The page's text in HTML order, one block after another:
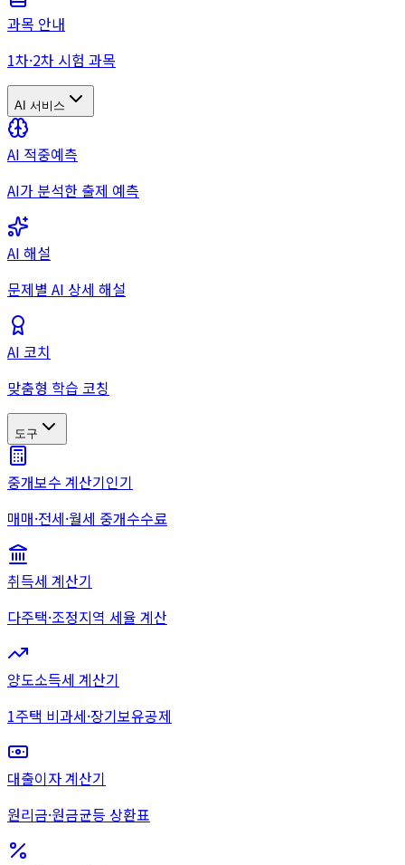
과목 안내
1차·2차 시험 과목
AI 서비스
AI 적중예측
AI가 분석한 출제 예측
AI 해설
문제별 AI 상세 해설
AI 코치
맞춤형 학습 코칭
도구
중개보수 계산기인기
매매·전세·월세 중개수수료
취득세 계산기
다주택·조정지역 세율 계산
양도소득세 계산기
1주택 비과세·장기보유공제
대출이자 계산기
원리금·원금균등 상환표